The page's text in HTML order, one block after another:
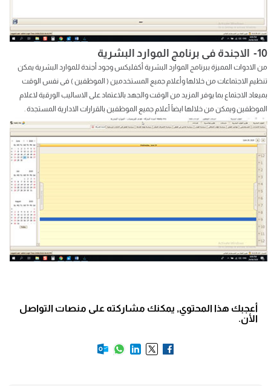
10- الاجندة فى برنامج الموارد البشرية
من الادوات المميزة ببرنامج الموارد البشرية أكفليكس وجود أجندة للموارد البشرية يمكن
تنظيم الاجتماعات من خلالها وأعلام جميع المستخدمين ( الموظفين ) فى نفس الوقت
بميعاد الاجتماع بما يوفر المزيد من الوقت والجهد بالاعتماد على الاساليب الورقية لاعلام
الموظفين ويمكن من خلالها ايضاً أعلام جميع الموظفين بالقرارات الادارية المستجدة .
أعجبك هذا المحتوي, يمكنك مشاركته على منصات التواصل
الأن.